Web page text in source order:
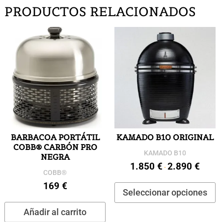
PRODUCTOS RELACIONADOS
BARBACOA PORTÁTIL
COBB® CARBÓN PRO
NEGRA
COBB®
169 €
Añadir al carrito
KAMADO B10 ORIGINAL
KAMADO B10
1.850 € -2.890 €Rango
desde
Seleccionar opciones